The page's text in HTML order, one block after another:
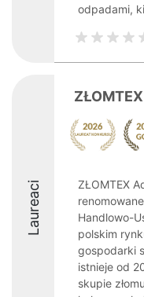
odpadami,
Laureaci
ZŁOMTEX
ZŁOMTEX
Handlowo-
polskim
gospodarki
istnieje od
skupie